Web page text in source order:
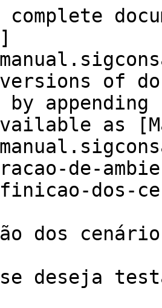
versions of
as
de-
dos-
dos
deseja